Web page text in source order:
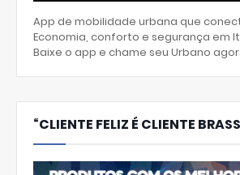
App de mobilidade urbana que
Economia, conforto e segurança em
Baixe o app e chame seu Urbano
“CLIENTE FELIZ É CLIENTE